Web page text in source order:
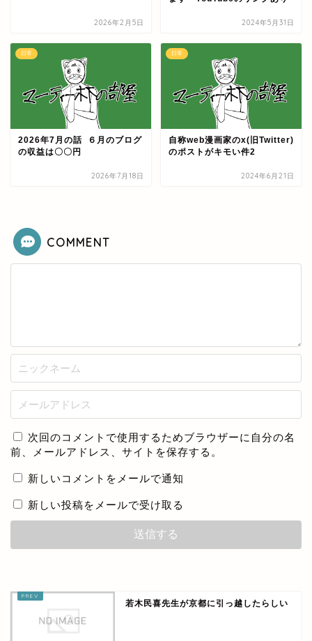
2026年2月5日 2024年5月31日
日常
2026年7月の話 ６月のブログ
の収益は〇〇円
2026年7月18日
日常
自称web漫画家のx(旧Twitter)
のポストがキモい件2
2024年6月21日
COMMENT
次回のコメントで使用するためブラウザーに自分の名
前、メールアドレス、サイトを保存する。
新しいコメントをメールで通知
新しい投稿をメールで受け取る
若木民喜先生が京都に引っ越したらしい